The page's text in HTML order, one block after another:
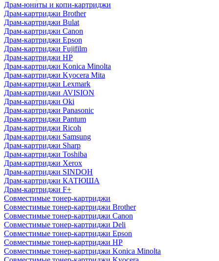
Драм-юниты и копи-картриджи
Драм-картриджи Brother
Драм-картриджи Bulat
Драм-картриджи Canon
Драм-картриджи Epson
Драм-картриджи Fujifilm
Драм-картриджи HP
Драм-картриджи Konica Minolta
Драм-картриджи Kyocera Mita
Драм-картриджи Lexmark
Драм-картриджи AVISION
Драм-картриджи Oki
Драм-картриджи Panasonic
Драм-картриджи Pantum
Драм-картриджи Ricoh
Драм-картриджи Samsung
Драм-картриджи Sharp
Драм-картриджи Toshiba
Драм-картриджи Xerox
Драм-картриджи SINDOH
Драм-картриджи КАТЮША
Драм-картриджи F+
Совместимые тонер-картриджи
Совместимые тонер-картриджи Brother
Совместимые тонер-картриджи Canon
Совместимые тонер-картриджи Deli
Совместимые тонер-картриджи Epson
Совместимые тонер-картриджи HP
Совместимые тонер-картриджи Konica Minolta